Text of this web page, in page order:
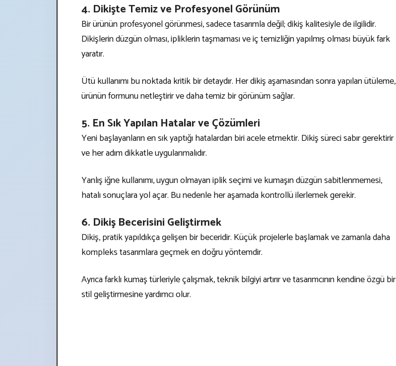
4. Dikişte Temiz ve Profesyonel Görünüm
Bir ürünün profesyonel görünmesi, sadece tasarımla değil; dikiş kalitesiyle de ilgilidir.
Dikişlerin düzgün olması, ipliklerin taşmaması ve iç temizliğin yapılmış olması büyük fark
yaratır.
Ütü kullanımı bu noktada kritik bir detaydır. Her dikiş aşamasından sonra yapılan ütüleme,
ürünün formunu netleştirir ve daha temiz bir görünüm sağlar.
5. En Sık Yapılan Hatalar ve Çözümleri
Yeni başlayanların en sık yaptığı hatalardan biri acele etmektir. Dikiş süreci sabır gerektirir
ve her adım dikkatle uygulanmalıdır.
Yanlış iğne kullanımı, uygun olmayan iplik seçimi ve kumaşın düzgün sabitlenmemesi,
hatalı sonuçlara yol açar. Bu nedenle her aşamada kontrollü ilerlemek gerekir.
6. Dikiş Becerisini Geliştirmek
Dikiş, pratik yapıldıkça gelişen bir beceridir. Küçük projelerle başlamak ve zamanla daha
kompleks tasarımlara geçmek en doğru yöntemdir.
Ayrıca farklı kumaş türleriyle çalışmak, teknik bilgiyi artırır ve tasarımcının kendine özgü bir
stil geliştirmesine yardımcı olur.